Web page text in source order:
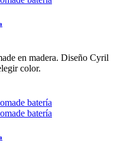
en madera. Diseño Cyril
color.